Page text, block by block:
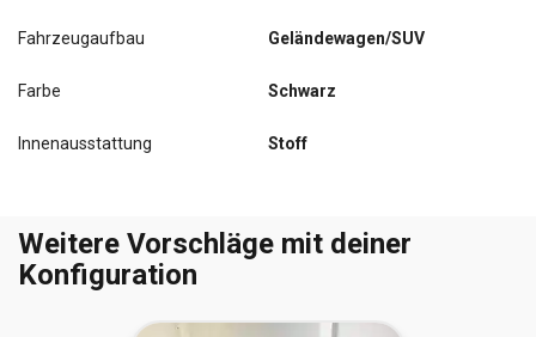
Fahrzeugaufbau Geländewagen/SUV
Farbe Schwarz
Innenausstattung Stoff
Weitere Vorschläge mit deiner
Konfiguration